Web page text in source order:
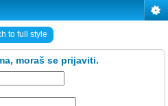
to full style
moraš se prijaviti.